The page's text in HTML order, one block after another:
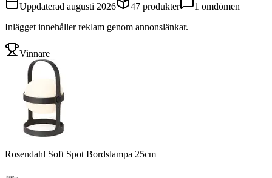
Uppdaterad augusti 2026 47 produkter 1 omdömen
Inlägget innehåller reklam genom annonslänkar.
Vinnare
Rosendahl Soft Spot Bordslampa 25cm